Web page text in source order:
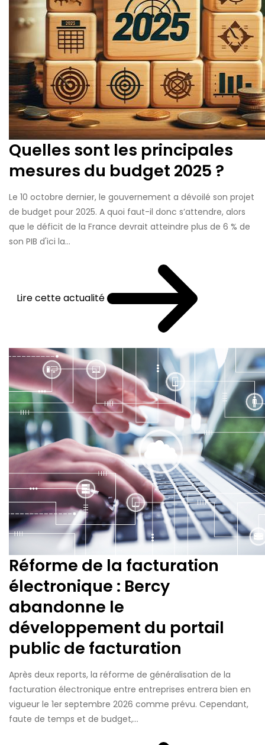
Quelles sont les principales
mesures du budget 2025 ?
Le 10 octobre dernier, le gouvernement a dévoilé son projet
de budget pour 2025. A quoi faut-il donc s’attendre, alors
que le déficit de la France devrait atteindre plus de 6 % de
son PIB d'ici la...
Lire cette actualité
Réforme de la facturation
électronique : Bercy
abandonne le
développement du portail
public de facturation
Après deux reports, la réforme de généralisation de la
facturation électronique entre entreprises entrera bien en
vigueur le 1er septembre 2026 comme prévu. Cependant,
faute de temps et de budget,...